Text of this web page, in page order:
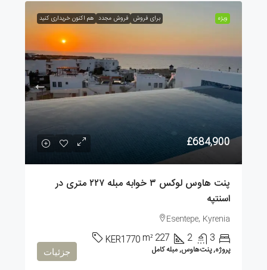
ویژه برای فروش فروش مجدد هم اکنون خریداری کنید
£684,900
پنت هاوس لوکس ۳ خوابه مبله ۲۲۷ متری در
اسنتپه
Esentepe, Kyrenia
3
2
227
m²
KER1770
پروژه, پنت‌هاوس, مبله کامل جزئیات